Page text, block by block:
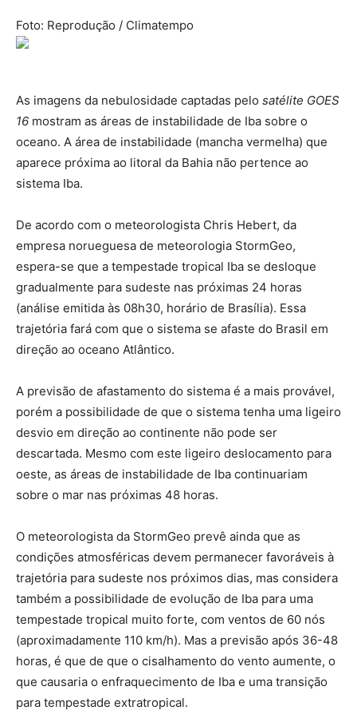
Foto: Reprodução / Climatempo
As imagens da nebulosidade captadas pelo satélite GOES
16 mostram as áreas de instabilidade de Iba sobre o
oceano. A área de instabilidade (mancha vermelha) que
aparece próxima ao litoral da Bahia não pertence ao
sistema Iba.
De acordo com o meteorologista Chris Hebert, da
empresa norueguesa de meteorologia StormGeo,
espera-se que a tempestade tropical Iba se desloque
gradualmente para sudeste nas próximas 24 horas
(análise emitida às 08h30, horário de Brasília). Essa
trajetória fará com que o sistema se afaste do Brasil em
direção ao oceano Atlântico.
A previsão de afastamento do sistema é a mais provável,
porém a possibilidade de que o sistema tenha uma ligeiro
desvio em direção ao continente não pode ser
descartada. Mesmo com este ligeiro deslocamento para
oeste, as áreas de instabilidade de Iba continuariam
sobre o mar nas próximas 48 horas.
O meteorologista da StormGeo prevê ainda que as
condições atmosféricas devem permanecer favoráveis à
trajetória para sudeste nos próximos dias, mas considera
também a possibilidade de evolução de Iba para uma
tempestade tropical muito forte, com ventos de 60 nós
(aproximadamente 110 km/h). Mas a previsão após 36-48
horas, é que de que o cisalhamento do vento aumente, o
que causaria o enfraquecimento de Iba e uma transição
para tempestade extratropical.